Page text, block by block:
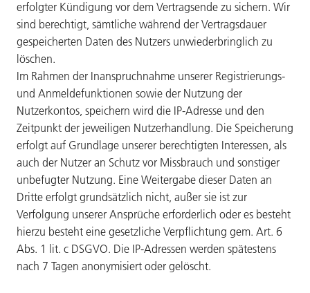
erfolgter Kündigung vor dem Vertragsende zu sichern. Wir
sind berechtigt, sämtliche während der Vertragsdauer
gespeicherten Daten des Nutzers unwiederbringlich zu
löschen.
Im Rahmen der Inanspruchnahme unserer Registrierungs-
und Anmeldefunktionen sowie der Nutzung der
Nutzerkontos, speichern wird die IP-Adresse und den
Zeitpunkt der jeweiligen Nutzerhandlung. Die Speicherung
erfolgt auf Grundlage unserer berechtigten Interessen, als
auch der Nutzer an Schutz vor Missbrauch und sonstiger
unbefugter Nutzung. Eine Weitergabe dieser Daten an
Dritte erfolgt grundsätzlich nicht, außer sie ist zur
Verfolgung unserer Ansprüche erforderlich oder es besteht
hierzu besteht eine gesetzliche Verpflichtung gem. Art. 6
Abs. 1 lit. c DSGVO. Die IP-Adressen werden spätestens
nach 7 Tagen anonymisiert oder gelöscht.